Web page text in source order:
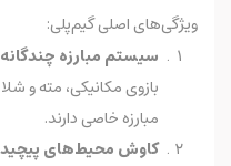
ویژگی‌های اصلی گیم‌پلی:
سیستم مبارزه
بازوی مکانیکی، مته و
مبارزه خاصی دارند.
کاوش محیط‌های